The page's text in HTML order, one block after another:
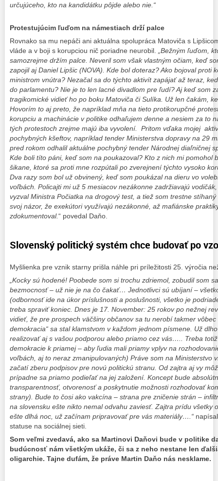
určujúceho, kto na kandidátku pôjde alebo nie.“
Protestujúcim ľuďom na námestiach drží palce
Rovnako sa mu nepáči ani aktuálna spolupráca Matoviča s
vláde a v boji s korupciou nič poriadne neurobil. „Bežným ľuďom,
samozrejme držím palce. Neveril som však vlastným očiam, keď
zapojil aj Daniel Lipšic (NOVA). Kde bol doteraz? Ako bojoval proti
ministrom vnútra? Nezačal sa do týchto aktivít zapájať až teraz,
do parlamentu? Nie je to len lacné divadlom pre ľudí? Aj keď som
tragikomické vidieť ho po boku Matoviča či Sulíka. Už len čakám,
Hovorím to aj preto, že napríklad mňa na tieto protikorupčné
korupciu a machinácie v politike odhaľujem denne a nesiem za to
tých protestoch zrejme majú iba vyvolení. Pritom vďaka mojej
pochybných kšeftov, napríklad tender Ministerstva dopravy na 29
pred rokom odhalil aktuálne pochybný tender Národnej diaľničnej
Kde boli títo páni, keď som na poukazoval? Kto z nich mi pomohol
šikane, ktoré sa proti mne rozpútali po zverejnení týchto vysoko
Dva razy som bol už obvinený, keď som poukázal na dieru vo
voľbách. Policajti mi už 5 mesiacov nezákonne zadržiavajú
vyzval Ministra Počiatka na drogový test, a tiež som trestne
svoj názor, že exekútori využívajú nezákonné, až mafiánske
zdokumentoval.“ povedal Daňo.
Slovenský politický systém chce budovať po
Myšlienka pre vznik starny prišla náhle pri príležitosti 25. výročia
„Kocky sú hodené! Poobede som si trochu zdriemol, zobudil som
bezmocnosť – už nie je na čo čakať… Jednotlivci sú ubíjaní –
(odbornosť ide na úkor príslušnosti a poslušnosti, všetko je
treba spraviť koniec. Dnes je 17. November: 25 rokov po nežnej
vidieť, že pre prospech väčšiny občanov sa tu nerobí takmer vôbec
demokracia“ sa stal klamstvom v každom jednom písmene. Už
realizovať aj s vašou podporou alebo priamo cez vás….. Treba
demokracie k priamej – aby ľudia mali priamy vplyv na
voľbách, aj to neraz zmanipulovaných) Práve som na Ministerstvo
začatí zberu podpisov pre novú politickú stranu. Od zajtra aj vy
prípadne sa priamo podieľať na jej založení. Koncept bude
transparentnosť, otvorenosť a poskytnutie možnosti rozhodovať
strany). Bude to čosi ako vakcína – strana pre zničenie strán –
na slovensku ešte nikto nemal odvahu zaviesť. Zajtra prídu
ešte dlhá noc, už začínam pripravovať pre vás materiály….“ napísal
statuse na sociálnej sieti.
Som veľmi zvedavá, ako sa Martinovi Daňovi bude v politike
budúcnosť nám všetkým ukáže, či sa z neho nestane len
oligarchie. Tajne dufám, že práve Martin Daňo nás nesklame.